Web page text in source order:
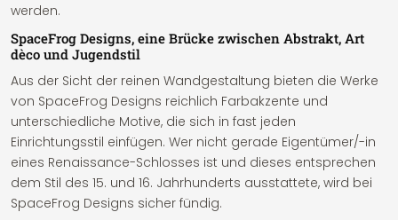
werden.
SpaceFrog Designs, eine Brücke zwischen Abstrakt, Art
dèco und Jugendstil
Aus der Sicht der reinen Wandgestaltung bieten die Werke
von SpaceFrog Designs reichlich Farbakzente und
unterschiedliche Motive, die sich in fast jeden
Einrichtungsstil einfügen. Wer nicht gerade Eigentümer/-in
eines Renaissance-Schlosses ist und dieses entsprechen
dem Stil des 15. und 16. Jahrhunderts ausstattete, wird bei
SpaceFrog Designs sicher fündig.